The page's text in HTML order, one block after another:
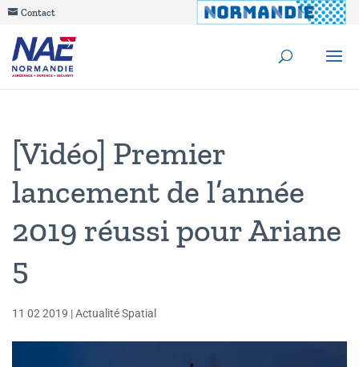
Contact
[Vidéo] Premier
lancement de l’année
2019 réussi pour Ariane
5
11 02 2019 |Actualité Spatial